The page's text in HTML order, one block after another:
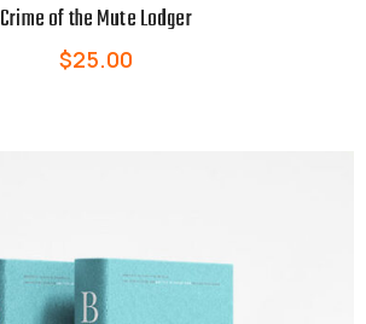
Crime of the Mute Lodger
$25.00